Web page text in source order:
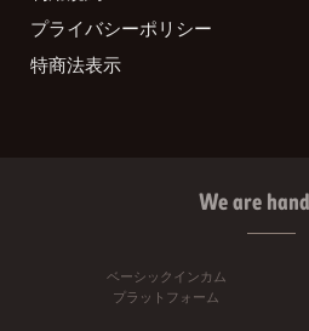
プライバシーポリシー
特商法表示
We are
ベーシックインカム
プラットフォーム